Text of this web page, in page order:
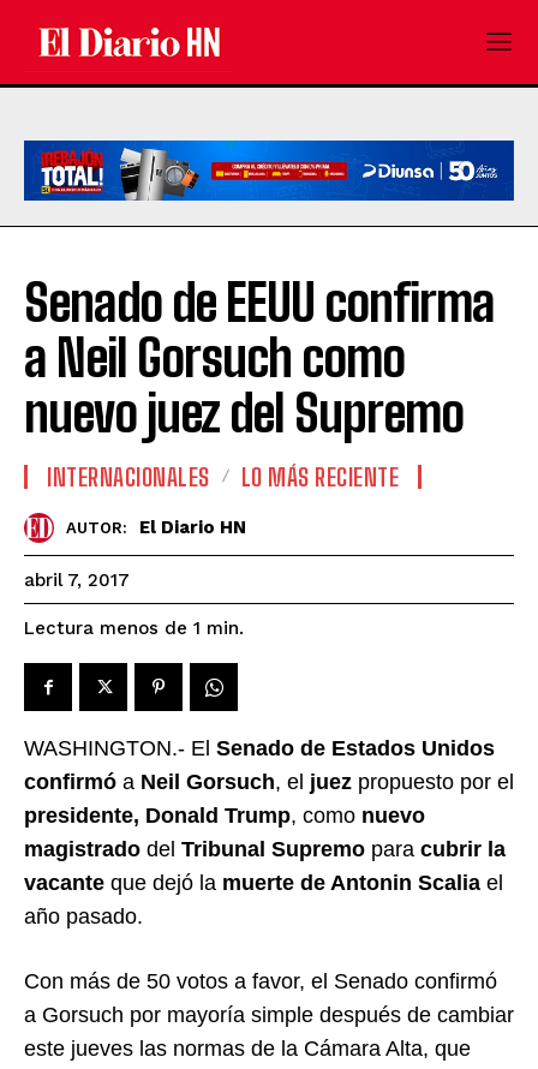
Senado de EEUU confirma
a Neil Gorsuch como
nuevo juez del Supremo
INTERNACIONALES LO MÁS RECIENTE
AUTOR: El Diario HN
abril 7, 2017
Lectura menos de 1 min.
WASHINGTON.- El Senado de Estados Unidos
confirmó a Neil Gorsuch, el juez propuesto por el
presidente, Donald Trump, como nuevo
magistrado del Tribunal Supremo para cubrir la
vacante que dejó la muerte de Antonin Scalia el
año pasado.
Con más de 50 votos a favor, el Senado confirmó
a Gorsuch por mayoría simple después de cambiar
este jueves las normas de la Cámara Alta, que